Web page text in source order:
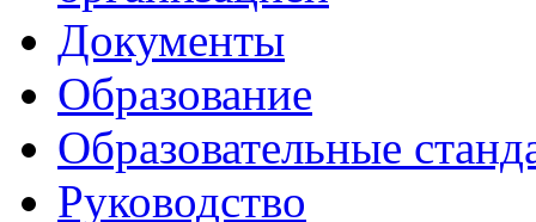
Документы
Образование
Образовательные
Руководство